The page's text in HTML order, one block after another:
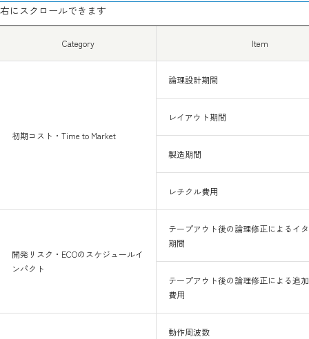
右にスクロールできます
Category Item
初期コスト・Time to Market
論理設計期間
レイアウト期間
製造期間
レチクル費用
開発リスク・ECOのスケジュールイ
ンパクト
テープアウト後の論理修正によるイ
期間
テープアウト後の論理修正による追
費用
動作周波数